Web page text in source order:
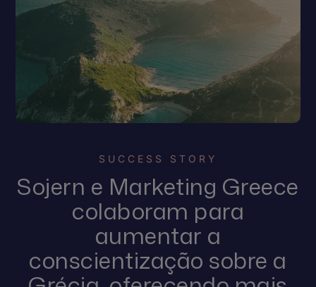
SUCCESS STORY
Sojern e Marketing Greece
colaboram para
aumentar a
conscientização sobre a